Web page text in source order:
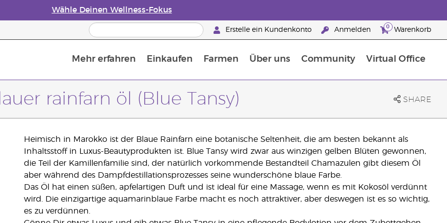
Wähle Deinen Wellness-Fokus
Erstelle ein Kundenkonto Anmelden 0 Warenkorb
Mehr erfahren Einkaufen Farmen Über uns Community Virtual Office
rainfarn öl (Blue Tansy) SHARE
Heimisch in Marokko ist der Blaue Rainfarn eine botanische Seltenheit, die am besten bekannt als
Inhaltsstoff in Luxus-Beautyprodukten ist. Blue Tansy wird zwar aus winzigen gelben Blüten gewonnen,
die Teil der Kamillenfamilie sind, der natürlich vorkommende Bestandteil Chamazulen gibt diesem Öl
aber während des Dampfdestillationsprozesses seine wunderschöne blaue Farbe.
Das Öl hat einen süßen, apfelartigen Duft und ist ideal für eine Massage, wenn es mit Kokosöl verdünnt
wird. Die einzigartige aquamarinblaue Farbe macht es noch attraktiver, aber deswegen ist es so wichtig,
es zu verdünnen.